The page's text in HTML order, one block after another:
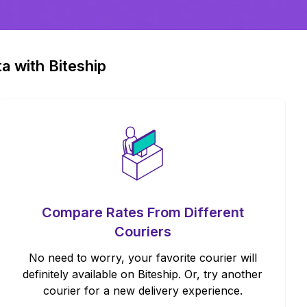
with Biteship
Compare Rates From Different
Couriers
No need to worry, your favorite courier will
definitely available on Biteship. Or, try another
courier for a new delivery experience.